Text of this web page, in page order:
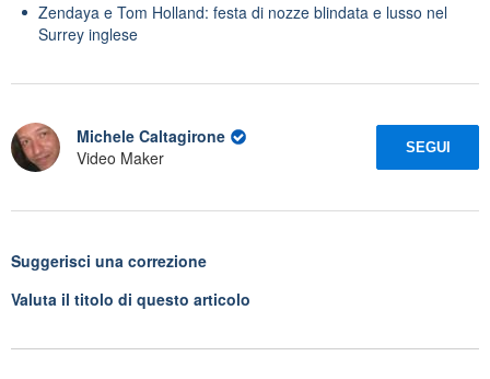
Zendaya e Tom Holland: festa di nozze blindata e lusso nel
Surrey inglese
Michele Caltagirone
Video Maker
SEGUI
Suggerisci una correzione
Valuta il titolo di questo articolo